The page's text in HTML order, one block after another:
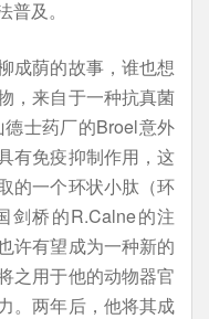
及。
成荫的故事，谁也想
，来自于一种抗真菌
士药厂的Broel意外
有免疫抑制作用，这
的一个环状小肽（环
剑桥的R.Calne的注
许有望成为一种新的
之用于他的动物器官
。两年后，他将其成